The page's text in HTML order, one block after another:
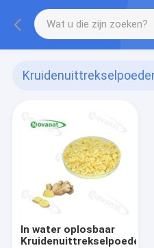
In water oplosbaar
Kruidenuittrekselpoeder